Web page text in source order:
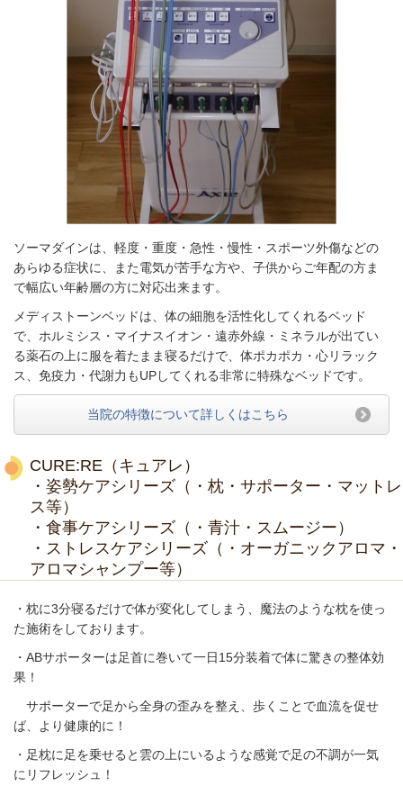
ソーマダインは、軽度・重度・急性・慢性・スポーツ外傷などの
あらゆる症状に、また電気が苦手な方や、子供からご年配の方ま
で幅広い年齢層の方に対応出来ます。
メディストーンベッドは、体の細胞を活性化してくれるベッド
で、ホルミシス・マイナスイオン・遠赤外線・ミネラルが出てい
る薬石の上に服を着たまま寝るだけで、体ポカポカ・心リラック
ス、免疫力・代謝力もUPしてくれる非常に特殊なベッドです。
当院の特徴について詳しくはこちら
CURE:RE（キュアレ）
・姿勢ケアシリーズ（・枕・サポーター・マットレ
ス等）
・食事ケアシリーズ（・青汁・スムージー）
・ストレスケアシリーズ（・オーガニックアロマ・
アロマシャンプー等）
・枕に3分寝るだけで体が変化してしまう、魔法のような枕を使っ
た施術をしております。
・ABサポーターは足首に巻いて一日15分装着で体に驚きの整体効
果！
サポーターで足から全身の歪みを整え、歩くことで血流を促せ
ば、より健康的に！
・足枕に足を乗せると雲の上にいるような感覚で足の不調が一気
にリフレッシュ！